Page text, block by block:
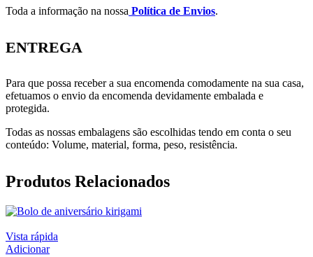
Toda a informação na nossa Política de Envios.
ENTREGA
Para que possa receber a sua encomenda comodamente na sua casa,
efetuamos o envio da encomenda devidamente embalada e
protegida.
Todas as nossas embalagens são escolhidas tendo em conta o seu
conteúdo: Volume, material, forma, peso, resistência.
Produtos Relacionados
Vista rápida
Adicionar